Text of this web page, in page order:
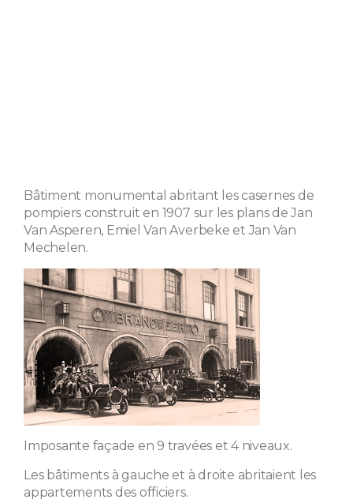
Bâtiment monumental abritant les casernes de
pompiers construit en 1907 sur les plans de Jan
Van Asperen, Emiel Van Averbeke et Jan Van
Mechelen.
Imposante façade en 9 travées et 4 niveaux.
Les bâtiments à gauche et à droite abritaient les
appartements des officiers.